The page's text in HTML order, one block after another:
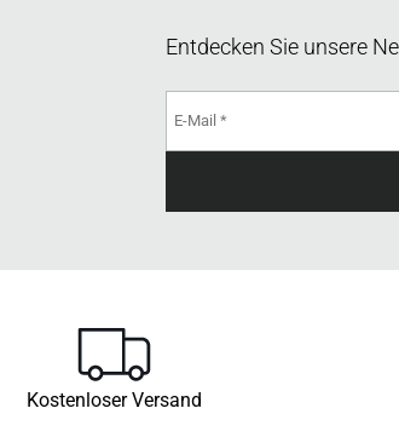
Entdecken Sie unsere
Kostenloser Versand